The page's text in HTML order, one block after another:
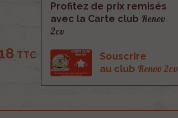
TTC
Profitez de prix remisés
avec la Carte club Renov
2cv
Souscrire
au club Renov 2cv